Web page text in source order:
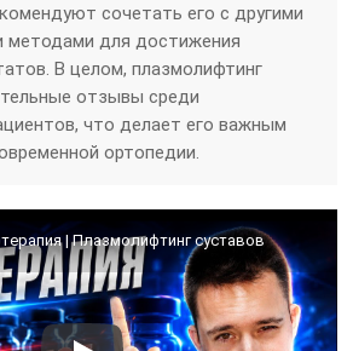
сочетать его с другими
методами для достижения
В целом, плазмолифтинг
отзывы среди
что делает его важным
ортопедии.
| Плазмолифтинг суставов